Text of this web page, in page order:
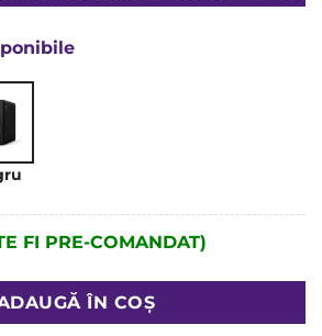
FI PRE-COMANDAT)
ÎN COȘ